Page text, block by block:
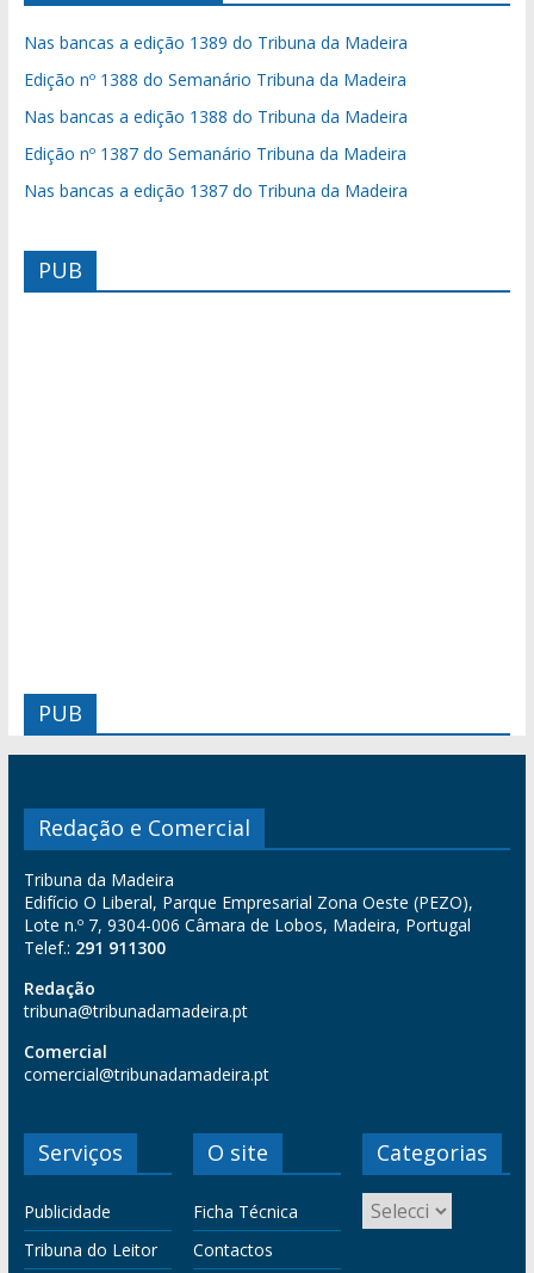
Nas bancas a edição 1389 do Tribuna da Madeira
Edição nº 1388 do Semanário Tribuna da Madeira
Nas bancas a edição 1388 do Tribuna da Madeira
Edição nº 1387 do Semanário Tribuna da Madeira
Nas bancas a edição 1387 do Tribuna da Madeira
PUB
PUB
Redação e Comercial
Tribuna da Madeira
Edifício O Liberal, Parque Empresarial Zona Oeste (PEZO),
Lote n.º 7, 9304-006 Câmara de Lobos, Madeira, Portugal
Telef.: 291 911300
Redação
tribuna@tribunadamadeira.pt
Comercial
comercial@tribunadamadeira.pt
Serviços
Publicidade
Tribuna do Leitor
O site
Ficha Técnica
Contactos
Categorias